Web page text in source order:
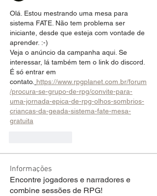
Olá. Estou mestrando uma mesa para
sistema FATE. Não tem problema ser
iniciante, desde que esteja com vontade de
aprender. :-)
Veja o anúncio da campanha aqui. Se
interessar, lá também tem o link do discord.
É só entrar em
contato. https://www.rpgplanet.com.br/forum
/procura-se-grupo-de-rpg/convite-para-
uma-jornada-epica-de-rpg-olhos-sombrios-
criancas-da-geada-sistema-fate-mesa-
gratuita
Informações
Encontre jogadores e narradores e
combine sessões de RPG!